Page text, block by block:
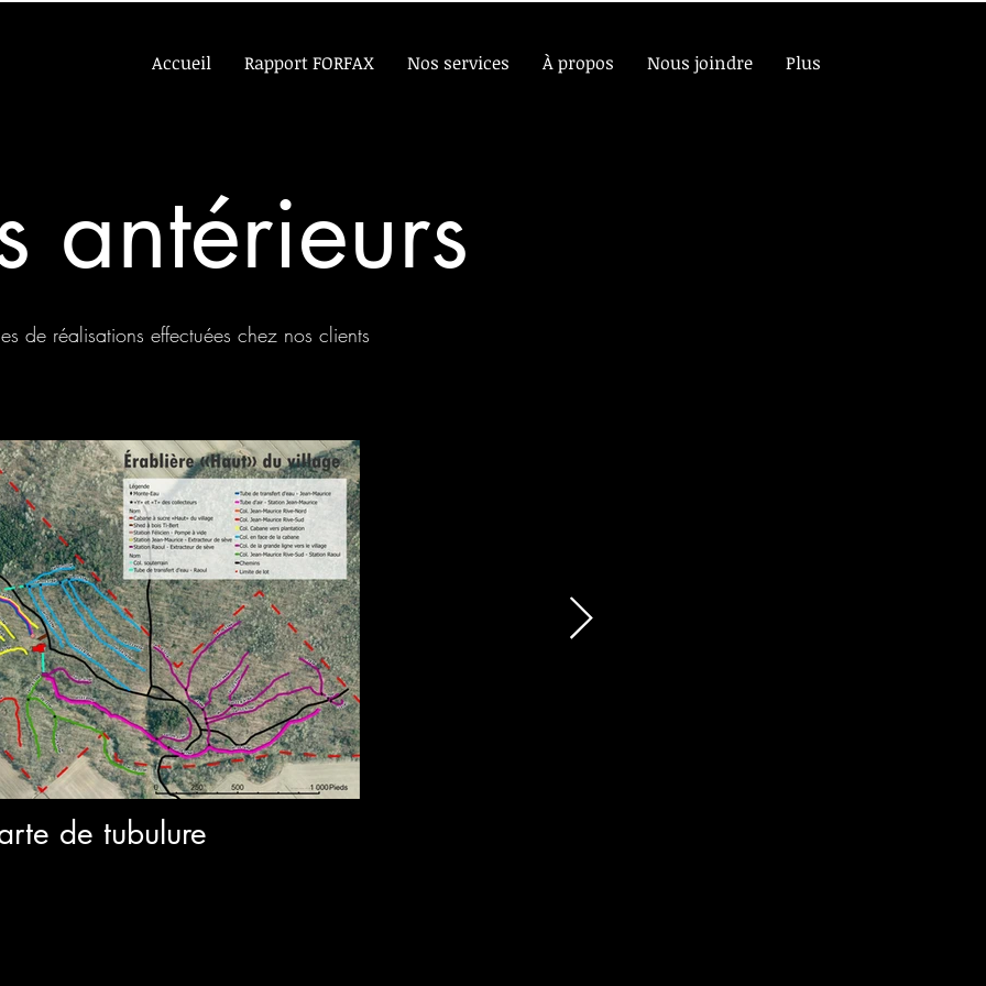
Accueil Rapport FORFAX Nos services À propos Nous joindre Plus
antérieurs
de réalisations effectuées chez nos clients
de tubulure